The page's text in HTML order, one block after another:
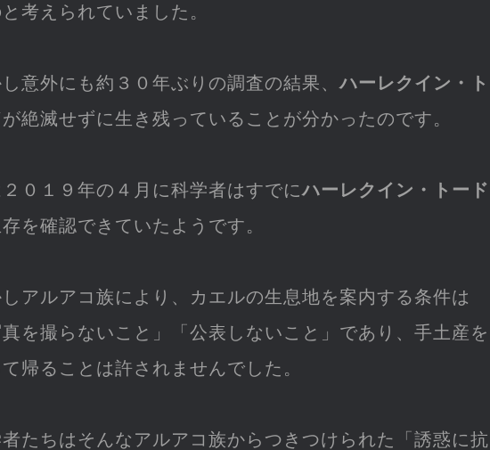
と考えられていました。
し意外にも約３０年ぶりの調査の結果、ハーレクイン・ト
が絶滅せずに生き残っていることが分かったのです。
０１９年の４月に科学者はすでにハーレクイン・トード
を確認できていたようです。
しアルアコ族により、カエルの生息地を案内する条件は
真を撮らないこと」「公表しないこと」であり、手土産を
帰ることは許されませんでした。
たちはそんなアルアコ族からつきつけられた「誘惑に抗